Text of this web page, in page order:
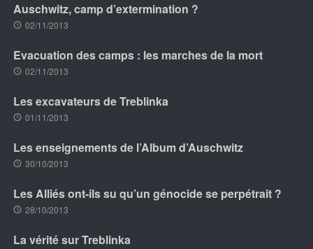
Auschwitz, camp d’extermination ?
02/11/2013
Evacuation des camps : les marches de la mort
02/11/2013
Les excavateurs de Treblinka
01/11/2013
Les enseignements de l’Album d’Auschwitz
30/10/2013
Les Alliés ont-ils su qu’un génocide se perpétrait ?
28/10/2013
La vérité sur Treblinka